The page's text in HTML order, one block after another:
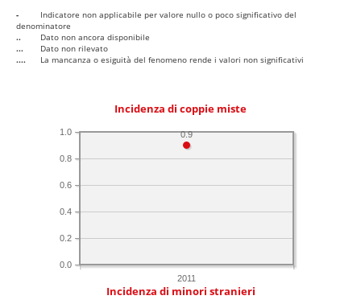
-
Indicatore non applicabile per valore nullo o poco significativo del
denominatore
..
Dato non ancora disponibile
...
Dato non rilevato
....
La mancanza o esiguità del fenomeno rende i valori non significativi
Incidenza di coppie miste
2011
0.0
0.2
0.4
0.6
0.8
1.0 0.9
Incidenza di minori stranieri